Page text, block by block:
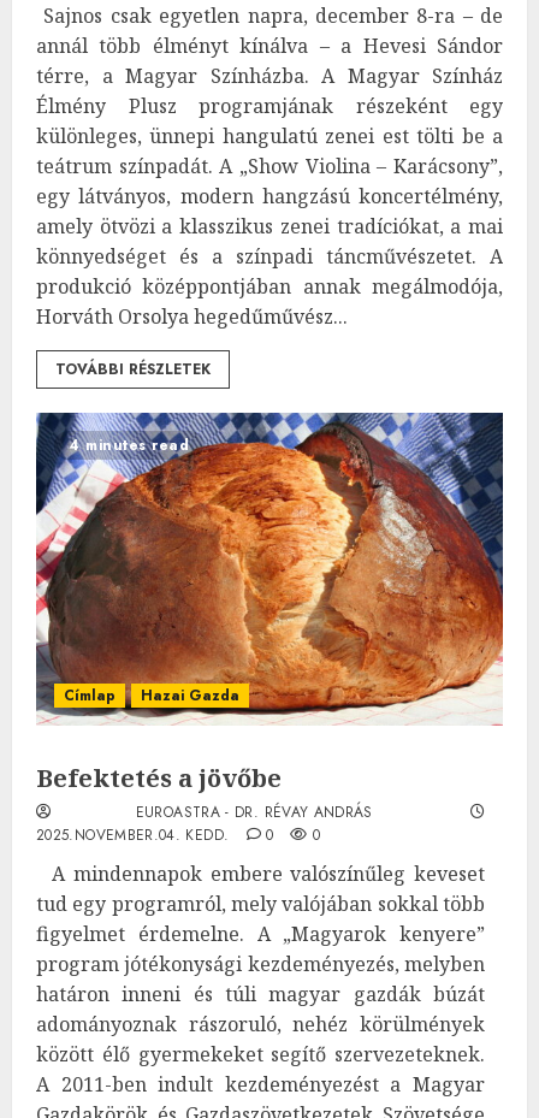
Sajnos csak egyetlen napra, december 8-ra – de
annál több élményt kínálva – a Hevesi Sándor
térre, a Magyar Színházba. A Magyar Színház
Élmény Plusz programjának részeként egy
különleges, ünnepi hangulatú zenei est tölti be a
teátrum színpadát. A „Show Violina – Karácsony”,
egy látványos, modern hangzású koncertélmény,
amely ötvözi a klasszikus zenei tradíciókat, a mai
könnyedséget és a színpadi táncművészetet. A
produkció középpontjában annak megálmodója,
Horváth Orsolya hegedűművész...
TOVÁBBI RÉSZLETEK
4 minutes read
Címlap Hazai Gazda
Befektetés a jövőbe
EUROASTRA - DR. RÉVAY ANDRÁS
2025.NOVEMBER.04. KEDD.
0 0
A mindennapok embere valószínűleg keveset
tud egy programról, mely valójában sokkal több
figyelmet érdemelne. A „Magyarok kenyere”
program jótékonysági kezdeményezés, melyben
határon inneni és túli magyar gazdák búzát
adományoznak rászoruló, nehéz körülmények
között élő gyermekeket segítő szervezeteknek.
A 2011-ben indult kezdeményezést a Magyar